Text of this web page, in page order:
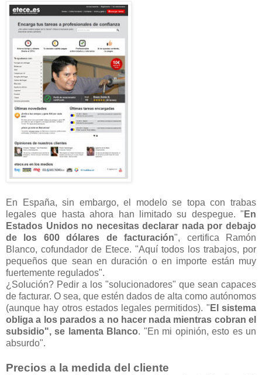
En España, sin embargo, el modelo se topa con trabas
legales que hasta ahora han limitado su despegue. " En
Estados Unidos no necesitas declarar nada por debajo
de los 600 dólares de facturación", certifica Ramón
Blanco, cofundador de Etece. "Aquí todos los trabajos, por
pequeños que sean en duración o en importe están muy
fuertemente regulados".
¿Solución? Pedir a los "solucionadores" que sean capaces
de facturar. O sea, que estén dados de alta como autónomos
(aunque hay otros estados legales permitidos). " El sistema
obliga a los parados a no hacer nada mientras cobran el
subsidio", se lamenta Blanco. "En mi opinión, esto es un
absurdo".
Precios a la medida del cliente